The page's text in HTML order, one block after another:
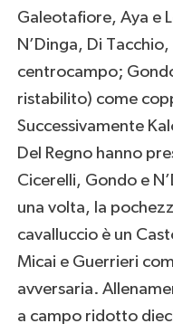
Galeotafiore, Aya e
N’Dinga, Di
centrocampo;
ristabilito) come
Successivamente
Del Regno hanno
Cicerelli, Gondo e
una volta, la
cavalluccio è un
Micai e Guerrieri
avversaria.
a campo ridotto